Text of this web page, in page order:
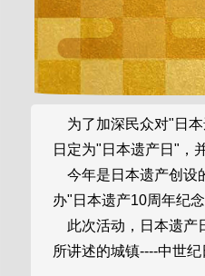
为了加深民众对"日本
日定为"日本遗产日"，
今年是日本遗产创设
办"日本遗产10周年纪
此次活动，日本遗产
所讲述的城镇----中世纪